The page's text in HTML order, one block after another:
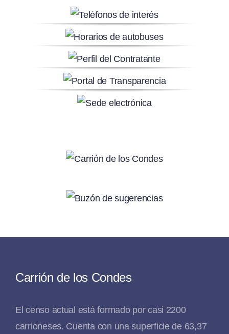
Carrión de los Condes
El censo actual está formado por casi 2200
carrioneses. Cuenta con una superficie de 63,37